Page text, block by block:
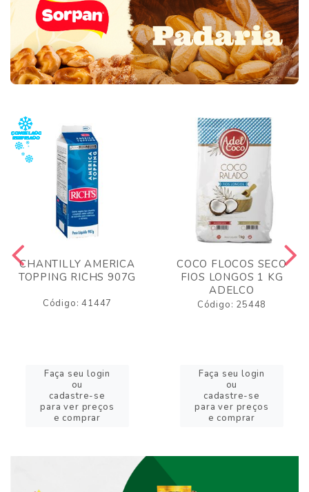
CHANTILLY AMERICA
TOPPING RICHS 907G
Código: 41447
Faça seu login
ou
cadastre-se
para ver preços
e comprar
COCO FLOCOS SECO
FIOS LONGOS 1 KG
ADELCO
Código: 25448
Faça seu login
ou
cadastre-se
para ver preços
e comprar